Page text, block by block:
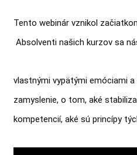
Tento webinár vznikol
Absolventi našich kurzov sa
vlastnými vypätými emóciami
zamyslenie, o tom, aké
kompetencií, aké sú princípy